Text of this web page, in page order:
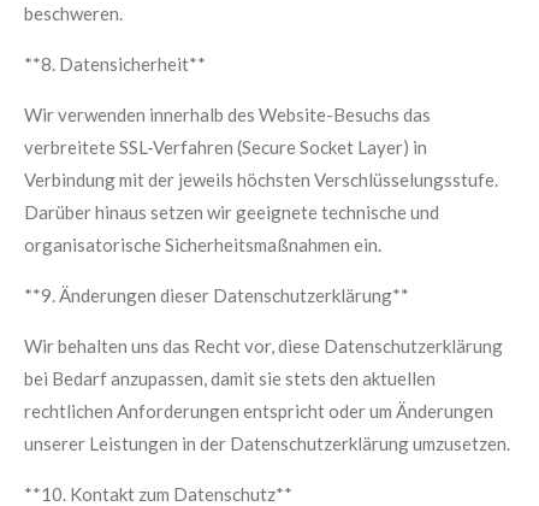
beschweren.
**8. Datensicherheit**
Wir verwenden innerhalb des Website-Besuchs das
verbreitete SSL-Verfahren (Secure Socket Layer) in
Verbindung mit der jeweils höchsten Verschlüsselungsstufe.
Darüber hinaus setzen wir geeignete technische und
organisatorische Sicherheitsmaßnahmen ein.
**9. Änderungen dieser Datenschutzerklärung**
Wir behalten uns das Recht vor, diese Datenschutzerklärung
bei Bedarf anzupassen, damit sie stets den aktuellen
rechtlichen Anforderungen entspricht oder um Änderungen
unserer Leistungen in der Datenschutzerklärung umzusetzen.
**10. Kontakt zum Datenschutz**